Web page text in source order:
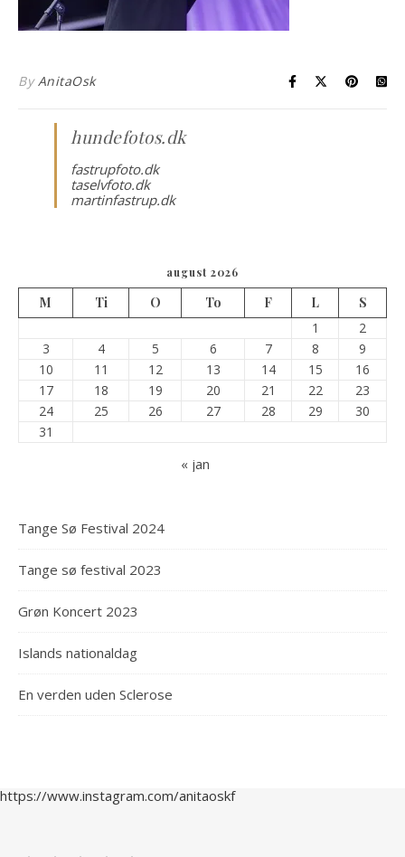
ByAnitaOsk
hundefotos.dk
fastrupfoto.dk
taselvfoto.dk
martinfastrup.dk
august 2026
M Ti O To F L
S
1
2
3
4 5 6 7 8
9
10
11 12 13 14 15
16
17
18 19 20 21 22
23
24
25 26 27 28 29
30
31
« jan
Tange Sø Festival 2024
Tange sø festival 2023
Grøn Koncert 2023
Islands nationaldag
En verden uden Sclerose
https://www.instagram.com/anitaoskf